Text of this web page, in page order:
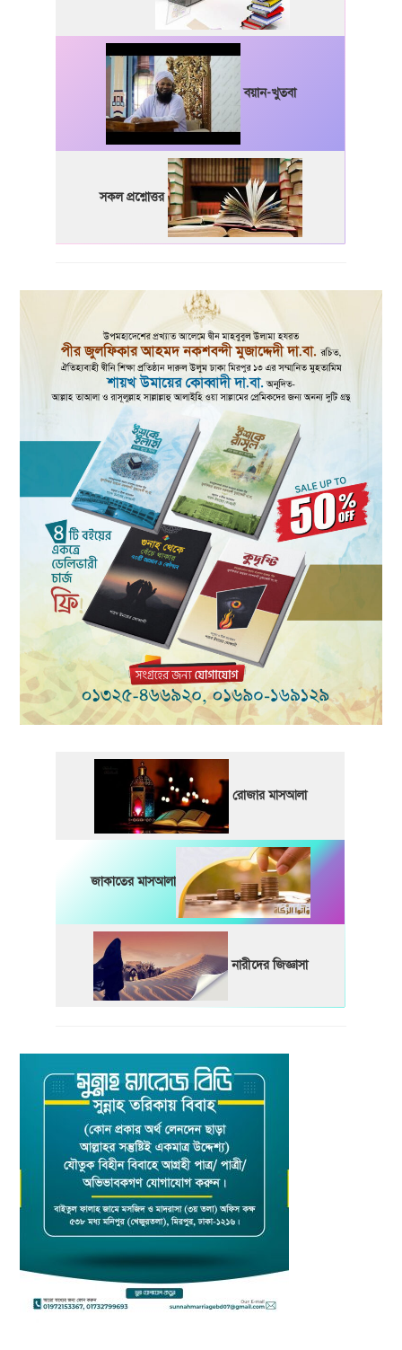
বয়ান-খুতবা
সকল প্রশ্নোত্তর
রোজার মাসআলা
জাকাতের মাসআলা
নারীদের জিজ্ঞাসা